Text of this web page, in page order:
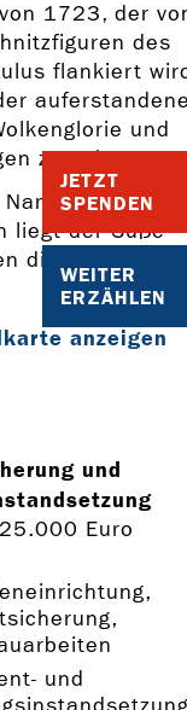
JETZT
SPENDEN
WEITER
ERZÄHLEN
1723, der
des
flankiert
und
zu sehen.
liegt der Süße
die Böse
anzeigen
und
Euro
und